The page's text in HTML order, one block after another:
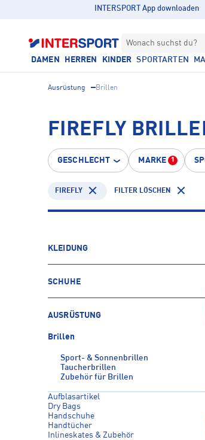
INTERSPORT App downloaden
Wonach suchst du?
DAMEN HERREN KINDER SPORTARTEN
Ausrüstung Brillen
FIREFLY
GESCHLECHT MARKE 1
FIREFLY FILTER LÖSCHEN
KLEIDUNG
SCHUHE
AUSRÜSTUNG
Brillen
Sport- & Sonnenbrillen
Taucherbrillen
Zubehör für Brillen
Aufblasartikel
Dry Bags
Handschuhe
Handtücher
Inlineskates & Zubehör